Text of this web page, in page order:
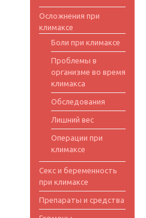
Осложнения при
климаксе
Боли при климаксе
Проблемы в
организме во время
климакса
Обследования
Лишний вес
Операции при
климаксе
Секс и беременность
при климаксе
Препараты и средства